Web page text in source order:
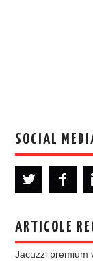
SOCIAL
ARTICOLE
Jacuzzi premium